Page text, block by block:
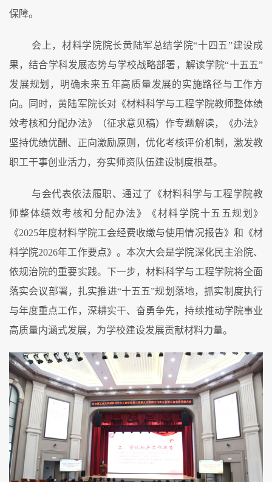
保障。
会上，材料学院 院长黄陆军总结学院“十四五”建设成
果，结合学科发展态势与学校战略部署，解读学院“十五五”
发展规划，明确未来五年高质量发展的实施路径与工作方
向。同时，黄陆军院长对《材料科学与工程学院教师整体绩
效考核和分配办法》
（征求意见稿）作专题解读， 《办法》
坚持优绩优酬、正向激励原则，优化考核评价机制，激发教
职工干事创业活力，夯实师资队伍建设制度根基。
与会代表依法履职、通过了 《材料科学与工程学院教
师整体绩效考核和分配办法》
《材料学院十五五规划》
《2025年度材料学院工会经费收缴与使用情况报告》 和《材
料学院2026年工作要点》。 本次大会是学院深化民主治院、
依规治院的重要实践。下一步，材料科学与工程学院将全面
落实会议部署，扎实推进“十五五”规划落地，抓实制度执行
与年度重点工作，深耕实干、奋勇争先，持续推动学院事业
高质量内涵式发展，为学校建设发展贡献材料力量。